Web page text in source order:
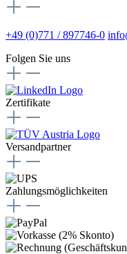
+49 (0)771 / 897746-0
Folgen Sie uns
Zertifikate
Versandpartner
Zahlungsmöglichkeiten